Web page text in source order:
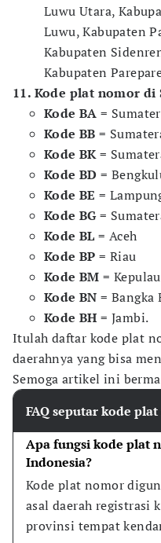
Luwu Utara,
Luwu, Kabupaten
Kabupaten
Kabupaten
11. Kode plat nomor di
Kode BA =
Kode BB =
Kode BK=
Kode BD =
Kode BE =
Kode BG=
Kode BL = Aceh
Kode BP = Riau
Kode BM =
Kode BN = Bangka
Kode BH = Jambi.
Itulah daftar kode plat
daerahnya yang bisa
Semoga artikel ini
FAQ seputar kode
Apa fungsi kode plat
Indonesia?
Kode plat nomor
asal daerah registrasi
provinsi tempat